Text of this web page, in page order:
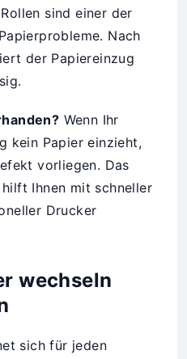
sind einer der
Nach
der Papiereinzug
Wenn Ihr
kein Papier einzieht,
vorliegen. Das
hilft Ihnen mit schneller
Drucker
wechseln
sich für jeden